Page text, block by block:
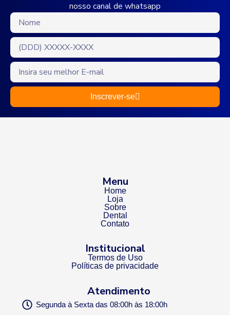
nosso canal de whatsapp
Inscrever-se
Menu
Home
Loja
Sobre
Dental
Contato
Institucional
Termos de Uso
Políticas de privacidade
Atendimento
Segunda à Sexta das 08:00h às 18:00h